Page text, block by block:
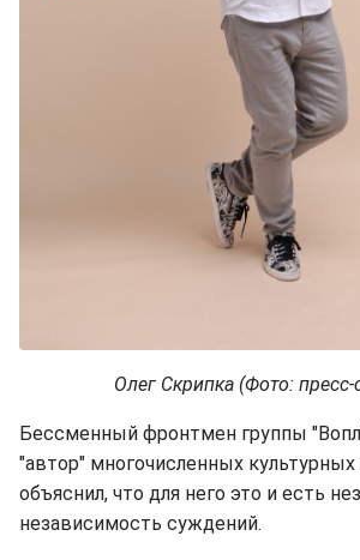
Олег Скрипка (Фото:
Бессменный фронтмен группы
"автор" многочисленных
объяснил, что для него это и есть
независимость суждений.